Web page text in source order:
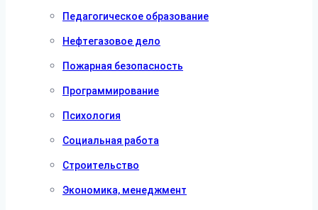
Педагогическое образование
Нефтегазовое дело
Пожарная безопасность
Программирование
Психология
Социальная работа
Строительство
Экономика, менеджмент